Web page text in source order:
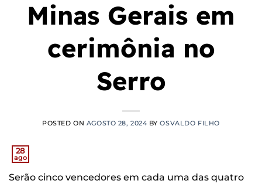
Minas Gerais em
cerimônia no
Serro
POSTED ON AGOSTO 28, 2024 BYOSVALDO FILHO
28
ago
Serão cinco vencedores em cada uma das quatro